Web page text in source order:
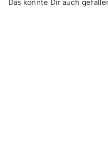
Das könnte Dir auch